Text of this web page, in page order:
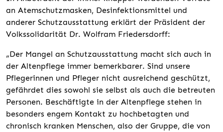
an Atemschutzmasken, Desinfektionsmittel und
anderer Schutzausstattung erklärt der Präsident der
Volkssolidarität Dr. Wolfram Friedersdorff:
„Der Mangel an Schutzausstattung macht sich auch in
der Altenpflege immer bemerkbarer. Sind unsere
Pflegerinnen und Pfleger nicht ausreichend geschützt,
gefährdet dies sowohl sie selbst als auch die betreuten
Personen. Beschäftigte in der Altenpflege stehen in
besonders engem Kontakt zu hochbetagten und
chronisch kranken Menschen, also der Gruppe, die von